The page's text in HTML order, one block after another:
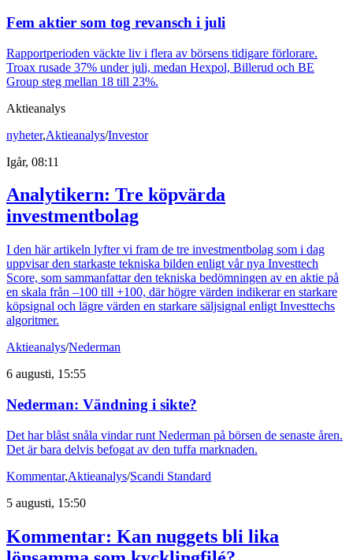
Fem aktier som tog revansch i juli
Rapportperioden väckte liv i flera av börsens tidigare förlorare.
Troax rusade 37% under juli, medan Hexpol, Billerud och BE
Group steg mellan 18 till 23%.
Aktieanalys
nyheter,Aktieanalys/Investor
Igår, 08:11
Analytikern: Tre köpvärda
investmentbolag
I den här artikeln lyfter vi fram de tre investmentbolag som i dag
uppvisar den starkaste tekniska bilden enligt vår nya Investtech
Score, som sammanfattar den tekniska bedömningen av en aktie på
en skala från –100 till +100, där högre värden indikerar en starkare
köpsignal och lägre värden en starkare säljsignal enligt Investtechs
algoritmer.
Aktieanalys/Nederman
6 augusti, 15:55
Nederman: Vändning i sikte?
Det har blåst snåla vindar runt Nederman på börsen de senaste åren.
Det är bara delvis befogat av den tuffa marknaden.
Kommentar,Aktieanalys/Scandi Standard
5 augusti, 15:50
Kommentar: Kan nuggets bli lika